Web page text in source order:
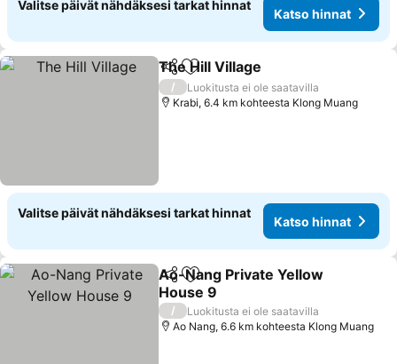
Valitse päivät nähdäksesi tarkat hinnat
Katso hinnat
Jaa Lisää suosikkeihin
The Hill Village
/
Luokitusta ei ole saatavilla
Krabi, 6.4 km kohteesta Klong Muang
Valitse päivät nähdäksesi tarkat hinnat
Katso hinnat
Jaa Lisää suosikkeihin
Ao-Nang Private Yellow
House 9
/
Luokitusta ei ole saatavilla
Ao Nang, 6.6 km kohteesta Klong Muang